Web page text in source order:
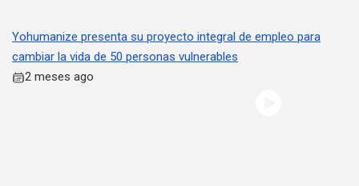
Yohumanize presenta su proyecto integral de empleo para
cambiar la vida de 50 personas vulnerables
2 meses ago